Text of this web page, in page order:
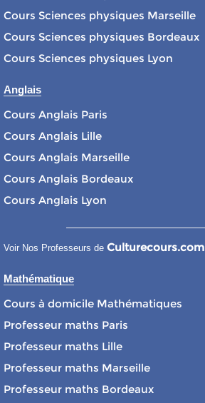
Cours Sciences physiques Marseille
Cours Sciences physiques Bordeaux
Cours Sciences physiques Lyon
Anglais
Cours Anglais Paris
Cours Anglais Lille
Cours Anglais Marseille
Cours Anglais Bordeaux
Cours Anglais Lyon
Voir Nos Professeurs de Culturecours.com
Mathématique
Cours à domicile Mathématiques
Professeur maths Paris
Professeur maths Lille
Professeur maths Marseille
Professeur maths Bordeaux